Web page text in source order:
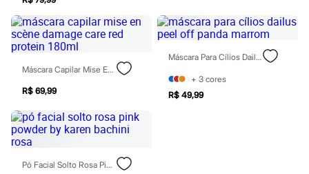
Blusas de proteção
Sungas
Personagens
Bluey
Disney
Hello Kitty
Homem Aranha
Minecraft
Naruto
Patrulha Canina
Sonic
Stitch
Beleza
Máscara Capilar Mise En Scène Damage Care Red Protein 180ml
R$ 69,99
Máscara Para Cílios Dailus Peel Off Panda Marrom
+ 3 cores
R$ 49,99
Pó Facial Solto Rosa Pink Powder By Karen Bachini Rosa